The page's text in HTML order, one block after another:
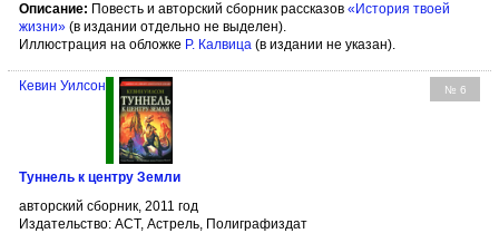
Описание: Повесть и авторский сборник рассказов «История твоей
жизни» (в издании отдельно не выделен).
Иллюстрация на обложке Р. Калвица (в издании не указан).
№ 6
Кевин Уилсон
Туннель к центру Земли
авторский сборник, 2011 год
Издательство: АСТ, Астрель, Полиграфиздат